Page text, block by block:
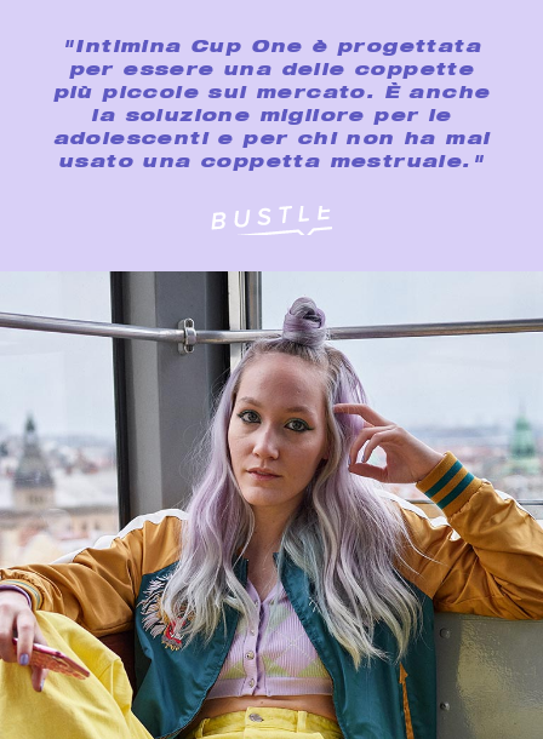
"Intimina Cup One è progettata
per essere una delle coppette
più piccole sul mercato. È anche
la soluzione migliore per le
adolescenti e per chi non ha mai
usato una coppetta mestruale."